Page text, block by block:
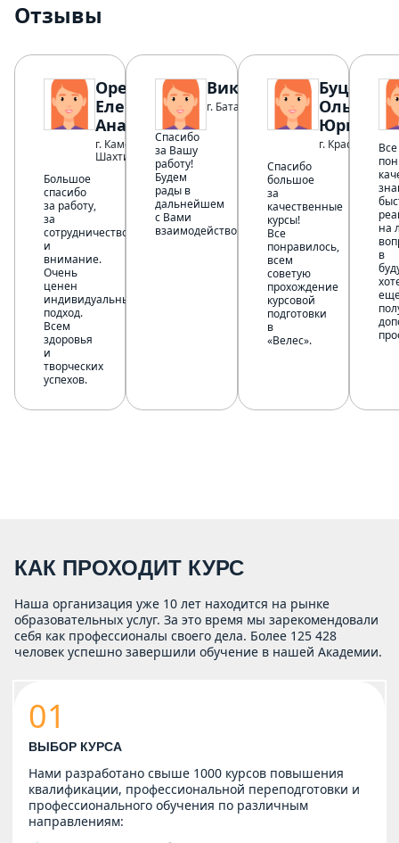
Отзывы
Орехова
Елена
Анатольевна
г. Каменск-
Шахтинский
Большое
спасибо
за работу,
за
сотрудничество
и
внимание.
Очень
ценен
индивидуальный
подход.
Всем
здоровья
и
творческих
успехов.
Виктория
г. Батайск
Спасибо
за Вашу
работу!
Будем
рады в
дальнейшем
с Вами
взаимодействовать.
Буценко
Ольга
Юрьевна
г. Краснодар
Спасибо
большое
за
качественные
курсы!
Все
понравилось,
всем
советую
прохождение
курсовой
подготовки
в
«Велес».
Все
на
в
КАК ПРОХОДИТ КУРС
Наша организация уже 10 лет находится на рынке
образовательных услуг. За это время мы зарекомендовали
себя как профессионалы своего дела. Более 125 428
человек успешно завершили обучение в нашей Академии.
01
ВЫБОР КУРСА
Нами разработано свыше 1000 курсов повышения
квалификации, профессиональной переподготовки и
профессионального обучения по различным
направлениям: